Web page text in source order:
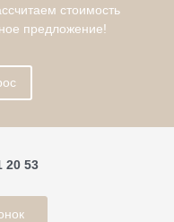
стоимость
предложение!
20 53